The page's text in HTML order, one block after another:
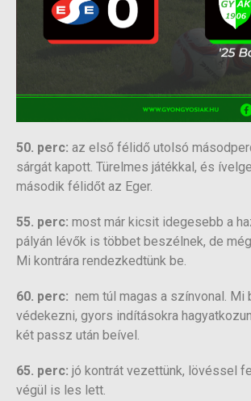
50. perc: az első félidő utolsó
sárgát kapott. Türelmes játékkal, és
második félidőt az Eger.
55. perc: most már kicsit idegesebb a
pályán lévők is többet beszélnek, de
Mi kontrára rendezkedtünk be.
60. perc: nem túl magas a színvonal. Mi
védekezni, gyors indításokra
két passz után beível.
65. perc: jó kontrát vezettünk, lövéssel
végül is les lett.